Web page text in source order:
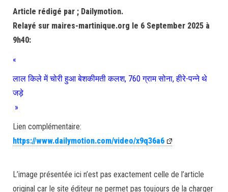
Article rédigé par ; Dailymotion.
Relayé sur maires-martinique.org le 6 September 2025 à
9h40:
«
लाल किले में चोरी हुआ बेशकीमती कलश, 760 ग्राम सोना, हीरे-पन्ने थे
जड़े
»
Lien complémentaire:
https://www.dailymotion.com/video/x9q36a6
L’image présentée ici n’est pas exactement celle de l’article
original car le site éditeur ne permet pas toujours de la charger